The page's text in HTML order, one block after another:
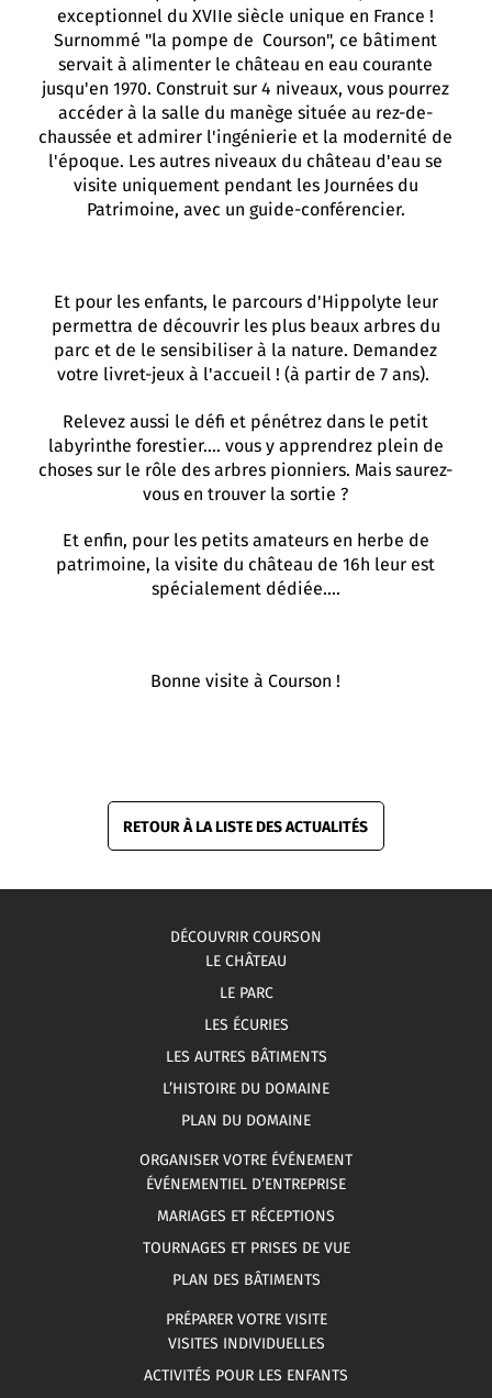
exceptionnel du XVIIe siècle unique en France !
Surnommé "la pompe de Courson", ce bâtiment
servait à alimenter le château en eau courante
jusqu'en 1970. Construit sur 4 niveaux, vous pourrez
accéder à la salle du manège située au rez-de-
chaussée et admirer l'ingénierie et la modernité de
l'époque. Les autres niveaux du château d'eau se
visite uniquement pendant les Journées du
Patrimoine, avec un guide-conférencier.
Et pour les enfants, le parcours d'Hippolyte leur
permettra de découvrir les plus beaux arbres du
parc et de le sensibiliser à la nature. Demandez
votre livret-jeux à l'accueil ! (à partir de 7 ans).
Relevez aussi le défi et pénétrez dans le petit
labyrinthe forestier.... vous y apprendrez plein de
choses sur le rôle des arbres pionniers. Mais saurez-
vous en trouver la sortie ?
Et enfin, pour les petits amateurs en herbe de
patrimoine, la visite du château de 16h leur est
spécialement dédiée....
Bonne visite à Courson !
RETOUR À LA LISTE DES ACTUALITÉS
DÉCOUVRIR COURSON
LE CHÂTEAU
LE PARC
LES ÉCURIES
LES AUTRES BÂTIMENTS
L’HISTOIRE DU DOMAINE
PLAN DU DOMAINE
ORGANISER VOTRE ÉVÉNEMENT
ÉVÉNEMENTIEL D’ENTREPRISE
MARIAGES ET RÉCEPTIONS
TOURNAGES ET PRISES DE VUE
PLAN DES BÂTIMENTS
PRÉPARER VOTRE VISITE
VISITES INDIVIDUELLES
ACTIVITÉS POUR LES ENFANTS